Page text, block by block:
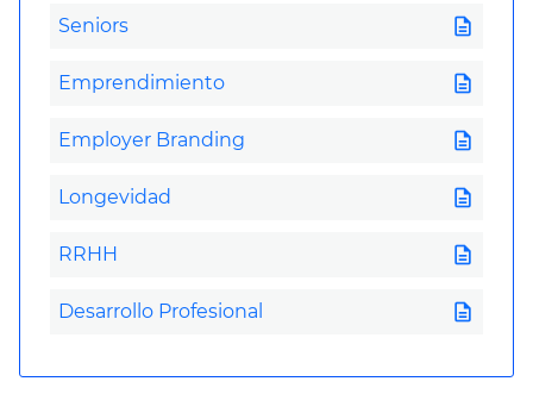
Seniors description
Emprendimiento description
Employer Branding description
Longevidad description
RRHH description
Desarrollo Profesional description